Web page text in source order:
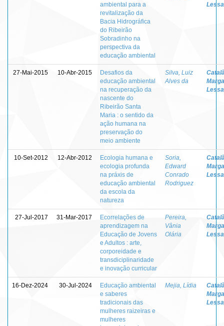
ambiental para a
revitalização da
Bacia Hidrográfica
do Ribeirão
Sobradinho na
perspectiva da
educação ambiental
Lessa
27-Mai-2015 10-Abr-2015
Desafios da
educação ambiental
na recuperação da
nascente do
Ribeirão Santa
Maria : o sentido da
ação humana na
preservação do
meio ambiente
Silva, Luiz
Alves da
Lessa
10-Set-2012 12-Abr-2012
Ecologia humana e
ecologia profunda
na práxis de
educação ambiental
da escola da
natureza
Soria,
Edward
Conrado
Rodriguez
Lessa
27-Jul-2017 31-Mar-2017
Ecorrelações de
aprendizagem na
Educação de Jovens
e Adultos : arte,
corporeidade e
transdiciplinaridade
e inovação curricular
Pereira,
Vânia
Olária
Lessa
16-Dez-2024 30-Jul-2024
Educação ambiental
e saberes
tradicionais das
mulheres raizeiras e
mulheres
Mejia, Lídia
Lessa